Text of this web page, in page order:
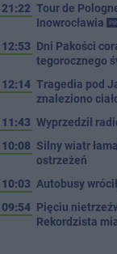
21:22 Tour de
Inowrocławia
12:53 Dni Pakości
tegorocznego
12:14 Tragedia pod
znaleziono
11:43 Wyprzedził
10:08 Silny wiatr
ostrzeżeń
10:03 Autobusy
09:54 Pięciu
Rekordzista